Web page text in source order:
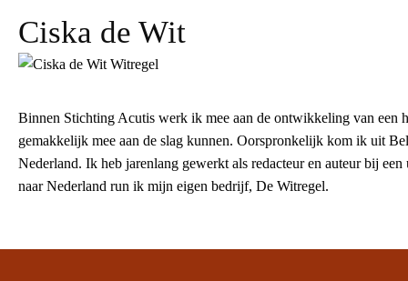
Ciska de Wit
Binnen Stichting Acutis werk ik mee aan de ontwikkeling van een
gemakkelijk mee aan de slag kunnen. Oorspronkelijk kom ik uit
Nederland. Ik heb jarenlang gewerkt als redacteur en auteur bij
naar Nederland run ik mijn eigen bedrijf, De Witregel.